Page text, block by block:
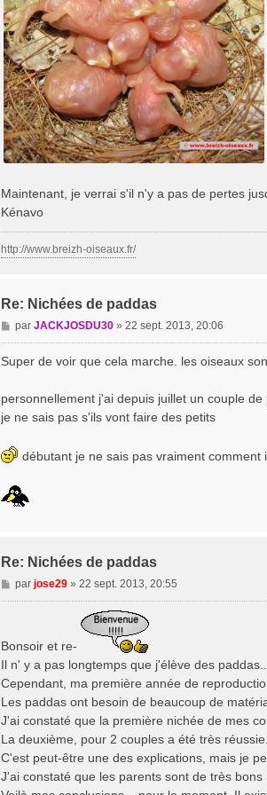
Maintenant, je verrai s'il n'y a pas de pertes
Kénavo
http://www.breizh-oiseaux.fr/
Re: Nichées de paddas
M
e
g
e
par JACKJOSDU30» 22 sept. 2013, 20:06
Super de voir que cela marche. les oiseaux
personnellement j'ai depuis juillet un couple
je ne sais pas s'ils vont faire des petits
débutant je ne sais pas vraiment comment
Re: Nichées de paddas
M
e
a
g
par jose29» 22 sept. 2013, 20:55
Bonsoir et re-
Il n' y a pas longtemps que j'élève des
Cependant, ma première année de
Les paddas ont besoin de beaucoup de
J'ai constaté que la première nichée de mes
La deuxième, pour 2 couples a été très
C'est peut-être une des explications, mais je
J'ai constaté que les parents sont de très bons